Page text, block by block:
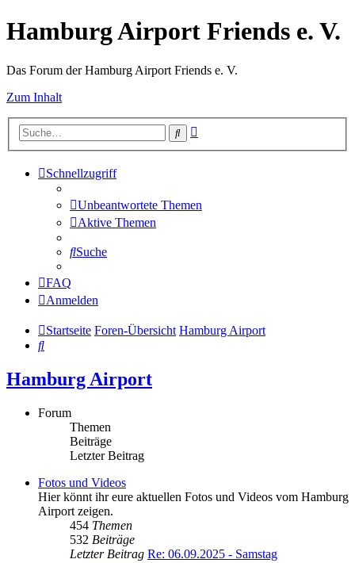
Hamburg Airport Friends e. V.
Das Forum der Hamburg Airport Friends e. V.
Zum Inhalt
Suche
Schnellzugriff
Unbeantwortete Themen
Aktive Themen
Suche
FAQ
Anmelden
Startseite Foren-Übersicht Hamburg Airport
Suche
Hamburg Airport
Forum
Themen
Beiträge
Letzter Beitrag
Fotos und Videos
Hier könnt ihr eure aktuellen Fotos und Videos vom Hamburg
Airport zeigen.
454 Themen
532 Beiträge
Letzter Beitrag Re: 06.09.2025 - Samstag